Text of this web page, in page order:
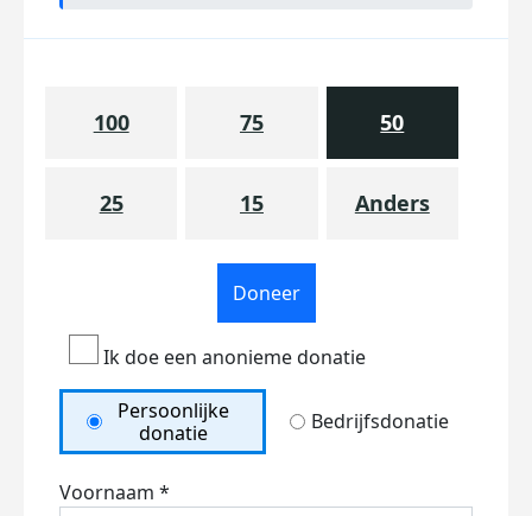
100 75 50
25 15 Anders
Doneer
Ik doe een anonieme donatie
Persoonlijke
donatie
Bedrijfsdonatie
Voornaam *